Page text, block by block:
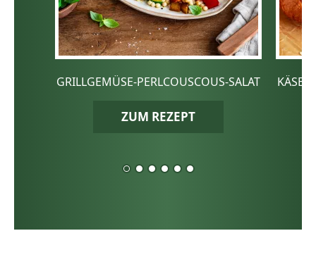
GRILLGEMÜSE-PERLCOUSCOUS-SALAT
ZUM REZEPT
KÄSE-